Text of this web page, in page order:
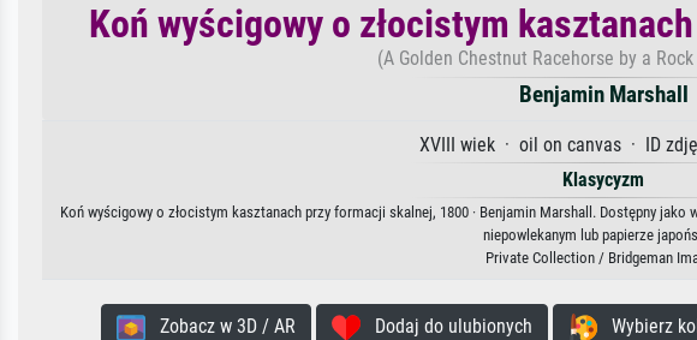
Koń wyścigowy o złocistym
(A Golden Chestnut Racehorse by a
Benjamin Marshall
XVIII wiek · oil on canvas · ID
Klasycyzm
Koń wyścigowy o złocistym kasztanach przy formacji skalnej, 1800 · Benjamin Marshall. Dostępny
niepowlekanym lub papierze
Private Collection / Bridgeman
Zobacz w 3D / AR Dodaj do ulubionych Wybierz